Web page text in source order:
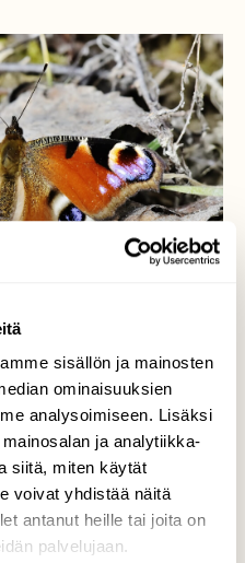
sisällön ja mainosten
ominaisuuksien
analysoimiseen. Lisäksi
ja analytiikka-
siitä, miten käytät
voivat yhdistää näitä
antanut heille tai joita on
palvelujaan.
karussa
Jyväskylä